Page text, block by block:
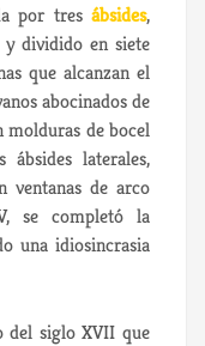
por tres ábsides,
dividido en siete
que alcanzan el
abocinados de
molduras de bocel
laterales,
ventanas de arco
se completó la
una idiosincrasia
del siglo XVII que